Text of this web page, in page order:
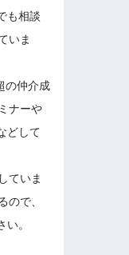
も相談
いま
の仲介成
ナーや
どして
ていま
ので、
。